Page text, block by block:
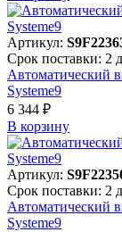
Артикул:
Срок поставки: 2
Автоматический
Systeme9
6 344 ₽
В корзинy
Артикул:
Срок поставки: 2
Автоматический
Systeme9